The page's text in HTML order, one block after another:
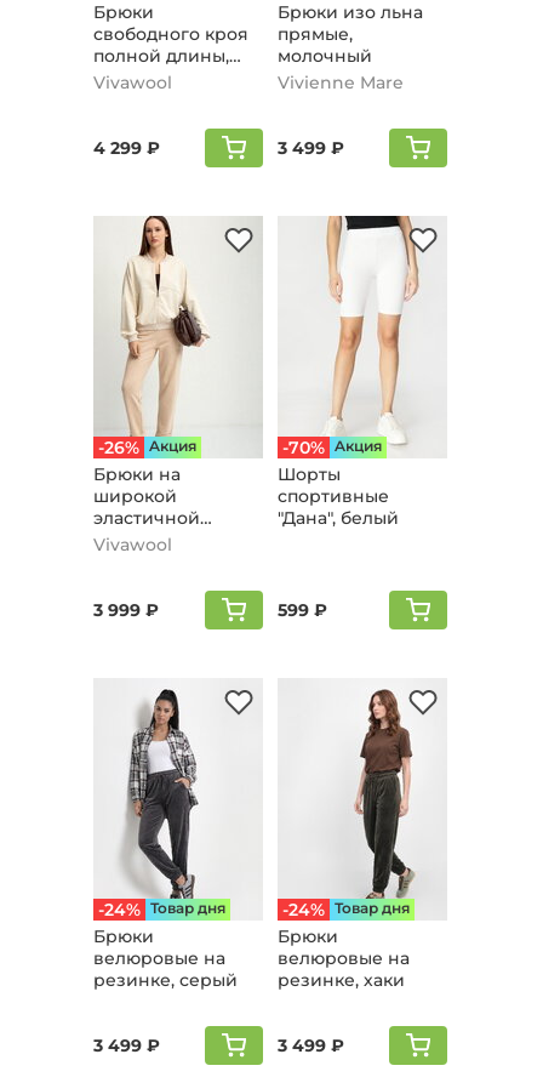
Брюки
свободного кроя
полной длины,
жемчужный
Vivawool
4 299 ₽
Брюки изо льна
прямые,
молочный
Vivienne Mare
3 499 ₽
-26% Aкция
Брюки на
широкой
эластичной
резинке,
Vivawool
3 999 ₽
-70% Aкция
Шорты
спортивные
"Дана", белый
599 ₽
-24% Товар дня
Брюки
велюpовые на
резинке, серый
3 499 ₽
-24% Товар дня
Брюки
велюpовые на
резинке, хаки
3 499 ₽